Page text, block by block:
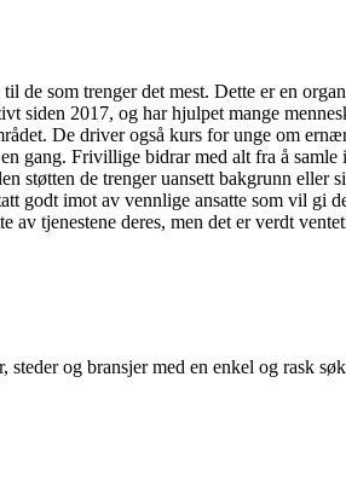
de som trenger det mest. Dette er en
siden 2017, og har hjulpet mange
De driver også kurs for unge om
gang. Frivillige bidrar med alt fra å
støtten de trenger uansett bakgrunn
godt imot av vennlige ansatte som vil gi
tjenestene deres, men det er verdt
og bransjer med en enkel og rask